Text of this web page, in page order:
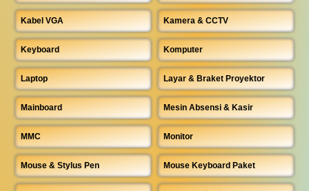
Kabel VGA Kamera & CCTV
Keyboard Komputer
Laptop Layar & Braket Proyektor
Mainboard Mesin Absensi & Kasir
MMC Monitor
Mouse & Stylus Pen Mouse Keyboard Paket